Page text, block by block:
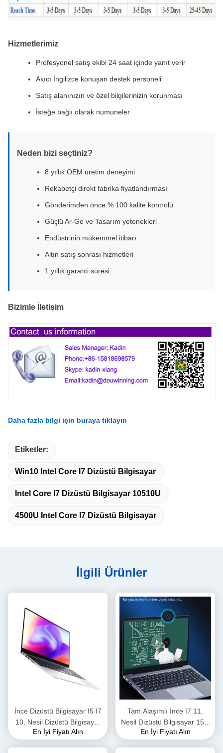
Hizmetlerimiz
Profesyonel satış ekibi 24 saat içinde yanıt verir
Akıcı İngilizce konuşan destek personeli
Satış alanınızın ve özel bilgilerinizin korunması
İsteğe bağlı olarak numuneler
Neden bizi seçtiniz?
8 yıllık OEM üretim deneyimi
Rekabetçi direkt fabrika fiyatlandırması
Gönderimden önce % 100 kalite kontrolü
Güçlü Ar-Ge ve Tasarım yetenekleri
Endüstrinin mükemmel itibarı
Altın satış sonrası hizmetleri
1 yıllık garanti süresi
Bizimle İletişim
Daha fazla bilgi için buraya tıklayın
Etiketler:
Win10 Intel Core I7 Dizüstü Bilgisayar
Intel Core I7 Dizüstü Bilgisayar 10510U
4500U Intel Core I7 Dizüstü Bilgisayar
İlgili Ürünler
İnce Dizüstü Bilgisayar I5 I7
10. Nesil Dizüstü Bilgisayar
Dört Çekirdekli 4.9 GHZ 8
En İyi Fiyatı Alın
Tam Alaşımlı İnce I7 11.
Nesil Dizüstü Bilgisayar 15.6
1165G7 CPU Tarih Transferi
En İyi Fiyatı Alın